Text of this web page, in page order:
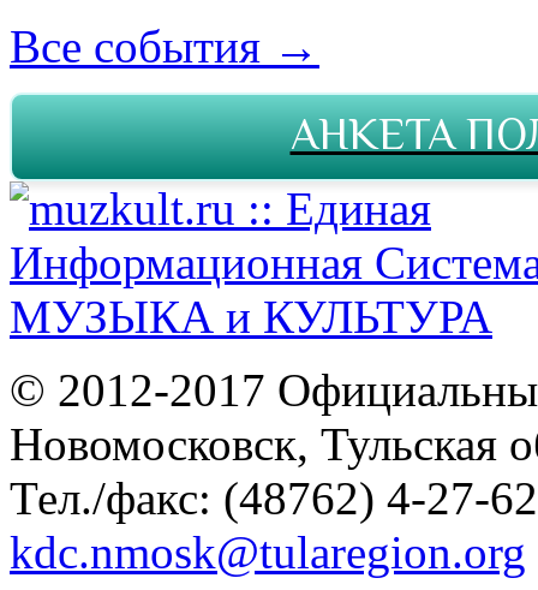
Все события →
АНКЕТА
© 2012-2017
Новомосковск, Тульская
Тел./факс: (48762) 4-27-
kdc.nmosk@tularegion.org